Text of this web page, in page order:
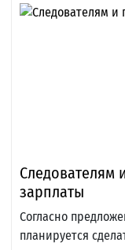
Следователям
зарплаты
Согласно
планируется